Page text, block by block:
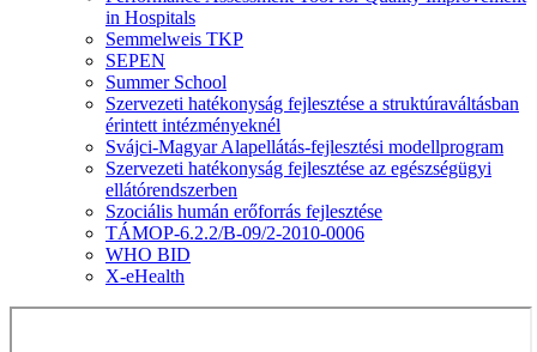
in Hospitals
Semmelweis TKP
SEPEN
Summer School
Szervezeti hatékonyság fejlesztése a struktúraváltásban
érintett intézményeknél
Svájci-Magyar Alapellátás-fejlesztési modellprogram
Szervezeti hatékonyság fejlesztése az egészségügyi
ellátórendszerben
Szociális humán erőforrás fejlesztése
TÁMOP-6.2.2/B-09/2-2010-0006
WHO BID
X-eHealth